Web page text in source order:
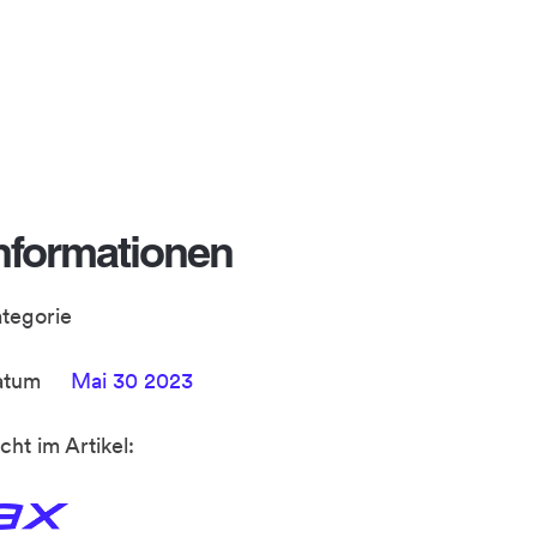
Mai 30 2023
im Artikel: